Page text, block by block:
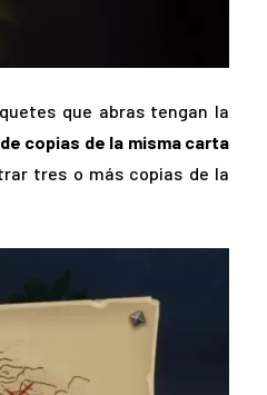
que abras tengan la
copias de la misma carta
tres o más copias de la